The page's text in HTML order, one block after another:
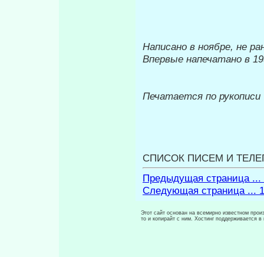
Написано в ноябре, не
Впервые напечатано в
Печатается по рукописи
СПИСОК ПИСЕМ И
Предыдущая страница ...
Следующая страница ... 1
Этот сайт основан на всемирно известном
то и копирайт с ним. Хостинг поддерживается